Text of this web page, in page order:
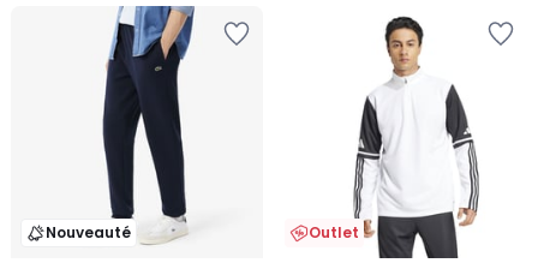
Nouveauté Outlet